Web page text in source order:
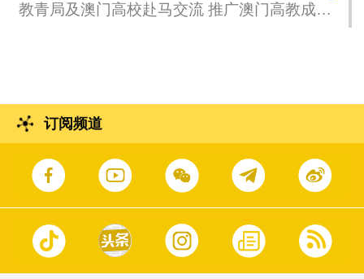
教青局及澳门高校赴马交流 推广澳门高教成果
订阅频道